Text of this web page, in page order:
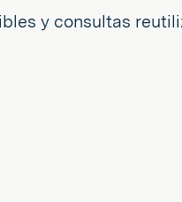
y consultas